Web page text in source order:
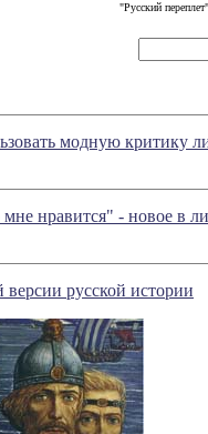
"Русский
модную критику
нравится" - новое в
русской истории